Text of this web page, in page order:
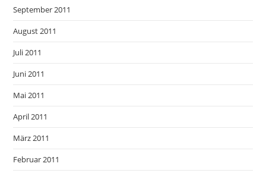
September 2011
August 2011
Juli 2011
Juni 2011
Mai 2011
April 2011
März 2011
Februar 2011